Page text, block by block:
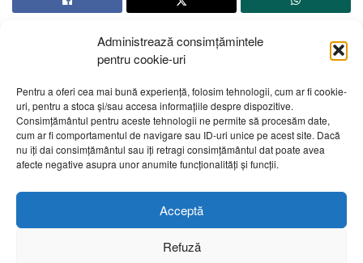
Administrează consimțămintele
pentru cookie-uri
Pentru a oferi cea mai bună experiență, folosim tehnologii, cum ar fi cookie-
uri, pentru a stoca și/sau accesa informațiile despre dispozitive.
Consimțământul pentru aceste tehnologii ne permite să procesăm date,
cum ar fi comportamentul de navigare sau ID-uri unice pe acest site. Dacă
nu îți dai consimțământul sau îți retragi consimțământul dat poate avea
afecte negative asupra unor anumite funcționalități și funcții.
Acceptă
Refuză
Despre noi Publicitate Contact
Politică de confidențialitate
Cod Deontologic
Grila de programe
Daca sunteti martorul unor evenimente importante vă rugăm
să ne contactați pe email:telembotosani.tv@gmail.com